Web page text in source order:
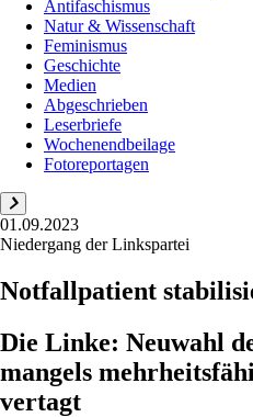
Antifaschismus
Natur & Wissenschaft
Feminismus
Geschichte
Medien
Abgeschrieben
Leserbriefe
Wochenendbeilage
Fotoreportagen
01.09.2023
Niedergang der Linkspartei
Notfallpatient
Die Linke: Neuwahl
mangels
vertagt